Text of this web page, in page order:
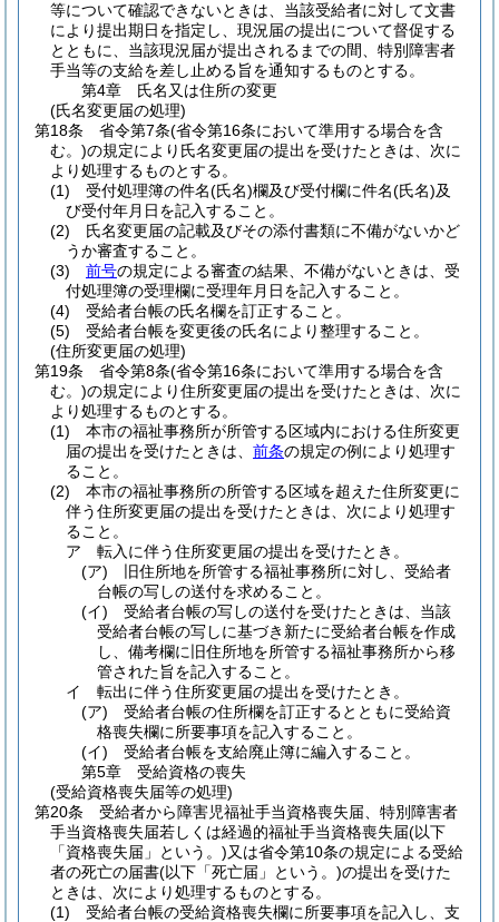
等について確認できないときは、当該受給者に対して文書
により提出期日を指定し、現況届の提出について督促する
とともに、当該現況届が提出されるまでの間、特別障害者
手当等の支給を差し止める旨を通知するものとする。
第4章
氏名又は住所の変更
(氏名変更届の処理)
第18条
省令第7条(省令第16条において準用する場合を含
む。)の規定により氏名変更届の提出を受けたときは、次に
より処理するものとする。
(1)
受付処理簿の件名(氏名)欄及び受付欄に件名(氏名)及
び受付年月日を記入すること。
(2)
氏名変更届の記載及びその添付書類に不備がないかど
うか審査すること。
(3)
前号の規定による審査の結果、不備がないときは、受
付処理簿の受理欄に受理年月日を記入すること。
(4)
受給者台帳の氏名欄を訂正すること。
(5)
受給者台帳を変更後の氏名により整理すること。
(住所変更届の処理)
第19条
省令第8条(省令第16条において準用する場合を含
む。)の規定により住所変更届の提出を受けたときは、次に
より処理するものとする。
(1)
本市の福祉事務所が所管する区域内における住所変更
届の提出を受けたときは、 前条の規定の例により処理す
ること。
(2)
本市の福祉事務所の所管する区域を超えた住所変更に
伴う住所変更届の提出を受けたときは、次により処理す
ること。
ア
転入に伴う住所変更届の提出を受けたとき。
(ア)
旧住所地を所管する福祉事務所に対し、受給者
台帳の写しの送付を求めること。
(イ)
受給者台帳の写しの送付を受けたときは、当該
受給者台帳の写しに基づき新たに受給者台帳を作成
し、備考欄に旧住所地を所管する福祉事務所から移
管された旨を記入すること。
イ
転出に伴う住所変更届の提出を受けたとき。
(ア)
受給者台帳の住所欄を訂正するとともに受給資
格喪失欄に所要事項を記入すること。
(イ)
受給者台帳を支給廃止簿に編入すること。
第5章
受給資格の喪失
(受給資格喪失届等の処理)
第20条
受給者から障害児福祉手当資格喪失届、特別障害者
手当資格喪失届若しくは経過的福祉手当資格喪失届(以下
「資格喪失届」という。)又は省令第10条の規定による受給
者の死亡の届書(以下「死亡届」という。)の提出を受けた
ときは、次により処理するものとする。
(1)
受給者台帳の受給資格喪失欄に所要事項を記入し、支